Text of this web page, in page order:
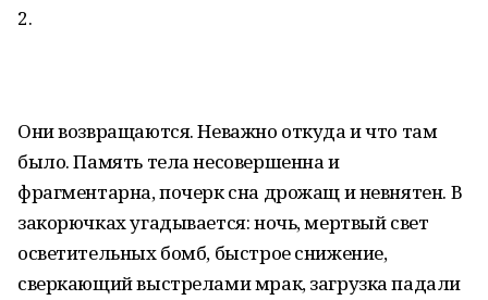
2.
Они возвращаются. Неважно откуда и что там
было. Память тела несовершенна и
фрагментарна, почерк сна дрожащ и невнятен. В
закорючках угадывается: ночь, мертвый свет
осветительных бомб, быстрое снижение,
сверкающий выстрелами мрак, загрузка падали